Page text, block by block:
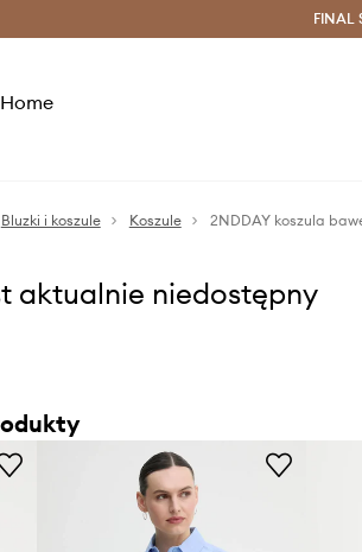
Oszczędzaj zFINAL
Home
Bluzki i koszule Koszule 2NDDAY koszula
aktualnie niedostępny